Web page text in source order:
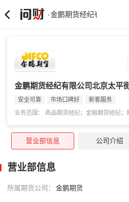
·金鹏期货经纪有限公司
金鹏期货经纪有限公司北京太平
安全可靠 市场口碑好
新客服务
业务范围： 商品期货经纪；金融期货
营业部信息 公司介绍
营业部信息
所属期货公司： 金鹏期货